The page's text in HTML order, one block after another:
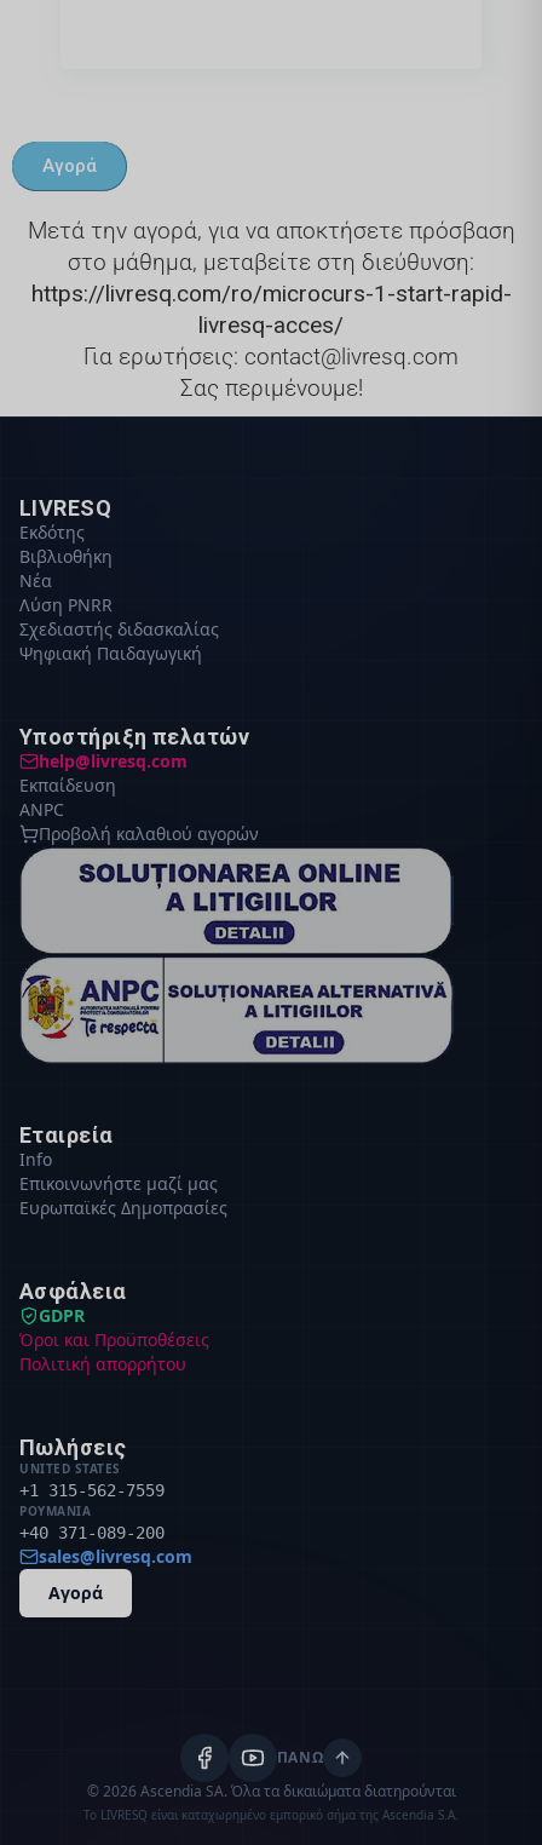
Αγορά
Μετά την αγορά, για να αποκτήσετε πρόσβαση
στο μάθημα, μεταβείτε στη διεύθυνση:
https://livresq.com/ro/microcurs-1-start-rapid-
livresq-acces/
Για ερωτήσεις: contact@livresq.com
Σας περιμένουμε!
LIVRESQ
Εκδότης
Βιβλιοθήκη
Νέα
Λύση PNRR
Σχεδιαστής διδασκαλίας
Ψηφιακή Παιδαγωγική
Υποστήριξη πελατών
help@livresq.com
Εκπαίδευση
ANPC
Προβολή καλαθιού αγορών
Εταιρεία
Info
Επικοινωνήστε μαζί μας
Ευρωπαϊκές Δημοπρασίες
Ασφάλεια
GDPR
Όροι και Προϋποθέσεις
Πολιτική απορρήτου
Πωλήσεις
UNITED STATES
+1 315-562-7559
ΡΟΥΜΑΝΊΑ
+40 371-089-200
sales@livresq.com
Αγορά
ΠΆΝΩ
© 2026 Ascendia SA. Όλα τα δικαιώματα διατηρούνται
Το LIVRESQ είναι καταχωρημένο εμπορικό σήμα της Ascendia S.A.